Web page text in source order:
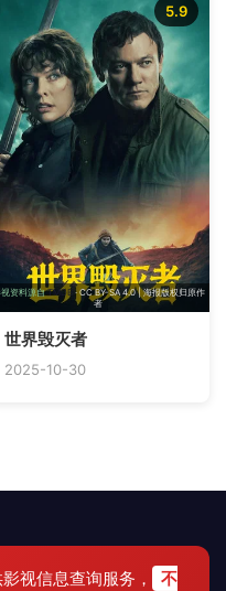
视资料源自TMDB · CC BY-SA 4.0 | 海报版权归原作
者
5.9
世界毁灭者
2025-10-30
视信息查询服务，
不